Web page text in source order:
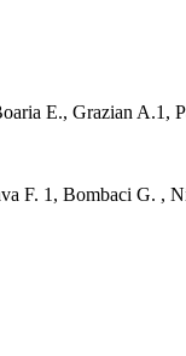
E., Grazian A.1,
F. 1, Bombaci G. ,